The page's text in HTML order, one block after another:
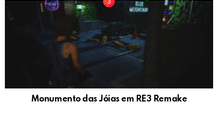
Monumento das Jóias em RE3 Remake